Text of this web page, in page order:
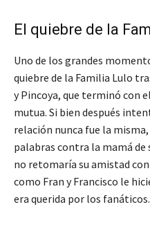
El quiebre de la
Uno de los grandes
quiebre de la Familia Lulo
y Pincoya, que terminó con
mutua. Si bien después
relación nunca fue la
palabras contra la mamá de
no retomaría su amistad
como Fran y Francisco le
era querida por los fanáticos.